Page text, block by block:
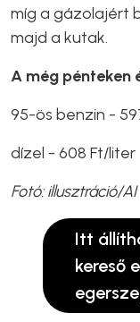
míg a gázolajért
majd a kutak.
A még pénteken
95-ös benzin -
dízel - 608 Ft/liter
Fotó: illusztráció/AI
Itt
kereső